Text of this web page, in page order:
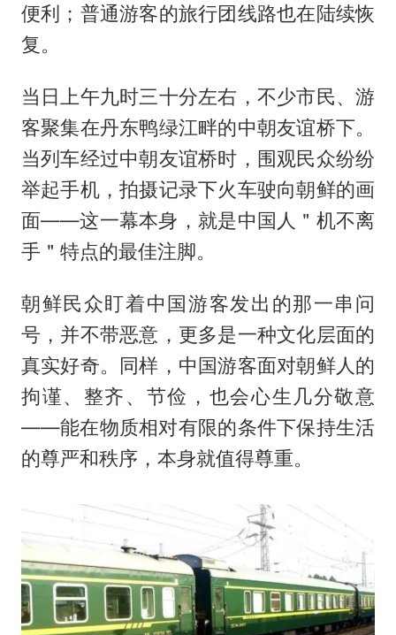
便利；普通游客的旅行团线路也在陆续恢
复。
当日上午九时三十分左右，不少市民、游
客聚集在丹东鸭绿江畔的中朝友谊桥下。
当列车经过中朝友谊桥时，围观民众纷纷
举起手机，拍摄记录下火车驶向朝鲜的画
面——这一幕本身，就是中国人＂机不离
手＂特点的最佳注脚。
朝鲜民众盯着中国游客发出的那一串问
号，并不带恶意，更多是一种文化层面的
真实好奇。同样，中国游客面对朝鲜人的
拘谨、整齐、节俭，也会心生几分敬意
——能在物质相对有限的条件下保持生活
的尊严和秩序，本身就值得尊重。